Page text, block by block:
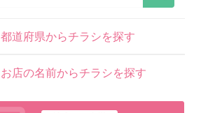
都道府県からチラシを探す
お店の名前からチラシを探す